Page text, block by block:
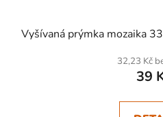
Vyšívaná prýmka mozaika
32,23 Kč
39